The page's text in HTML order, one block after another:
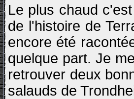
Le plus chaud
de l'histoire de
encore été
quelque part. Je
retrouver deux
salauds de